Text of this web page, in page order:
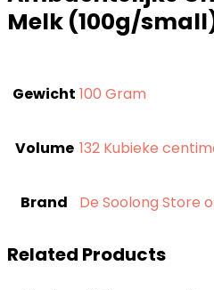
Melk (100g/
Gewicht ‎100 Gram
Volume ‎132 Kubieke
Brand De Soolong Store
Related Products